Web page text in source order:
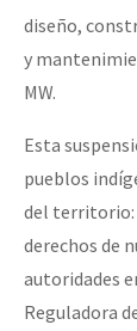
diseño,
y
MW.
Esta
pueblos
del territorio:
derechos de
autoridades
Reguladora